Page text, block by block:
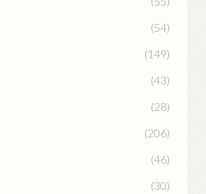
(54)
(149)
(43)
(28)
(206)
(46)
(30)